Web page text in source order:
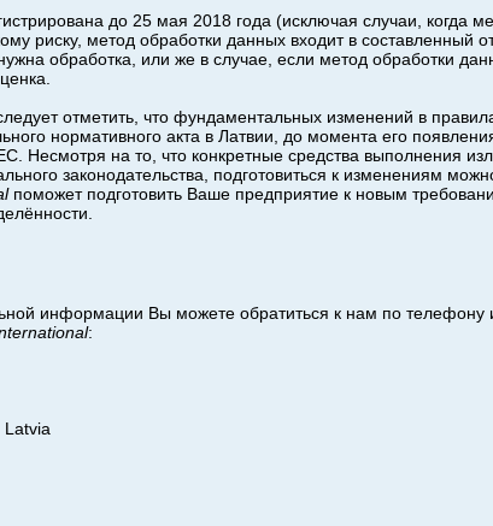
до 25 мая 2018 года (исключая случаи, когда
риску, метод обработки данных входит в составленный
обработка, или же в случае, если метод обработки
отметить, что фундаментальных изменений в
нормативного акта в Латвии, до момента его
Несмотря на то, что конкретные средства выполнения
законодательства, подготовиться к изменениям
поможет подготовить Ваше предприятие к новым
информации Вы можете обратиться к нам по телефону
:
Latvia